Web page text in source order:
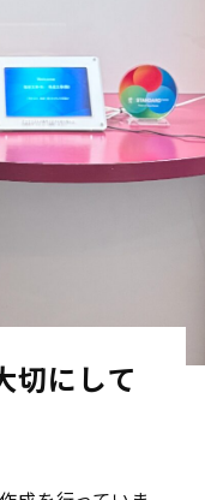
切にして